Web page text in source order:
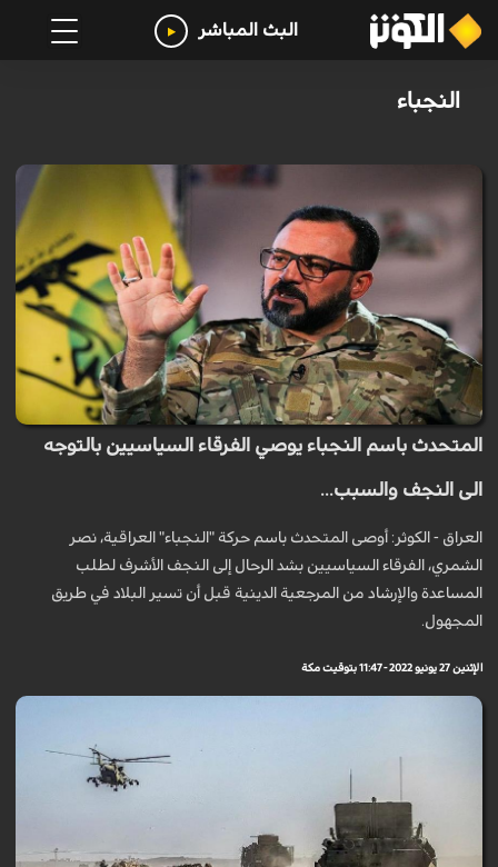
البث المباشر
النجباء
المتحدث باسم النجباء يوصي الفرقاء السياسيين بالتوجه
الى النجف والسبب...
العراق - الكوثر: أوصى المتحدث باسم حركة "النجباء" العراقية، نصر
الشمري، الفرقاء السياسيين بشد الرحال إلى النجف الأشرف لطلب
المساعدة والإرشاد من المرجعية الدينية قبل أن تسير البلاد في طريق
المجهول.
الإثنين 27 يونيو 2022 - 11:47 بتوقيت مكة